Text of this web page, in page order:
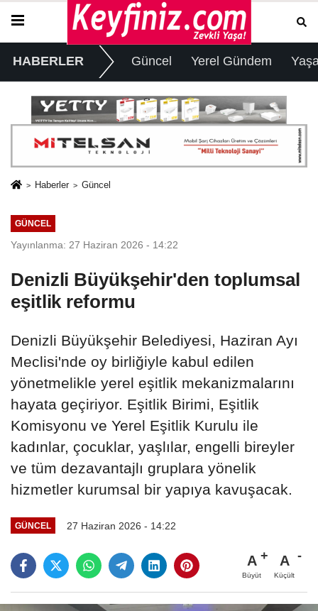
HABERLER Güncel Yerel Gündem
Haberler Güncel
GÜNCEL
Yayınlanma: 27 Haziran 2026 - 14:22
Denizli Büyükşehir'den toplumsal
eşitlik reformu
Denizli Büyükşehir Belediyesi, Haziran Ayı
Meclisi'nde oy birliğiyle kabul edilen
yönetmelikle yerel eşitlik mekanizmalarını
hayata geçiriyor. Eşitlik Birimi, Eşitlik
Komisyonu ve Yerel Eşitlik Kurulu ile
kadınlar, çocuklar, yaşlılar, engelli bireyler
ve tüm dezavantajlı gruplara yönelik
hizmetler kurumsal bir yapıya kavuşacak.
GÜNCEL 27 Haziran 2026 - 14:22
A
Büyüt
A
Küçült